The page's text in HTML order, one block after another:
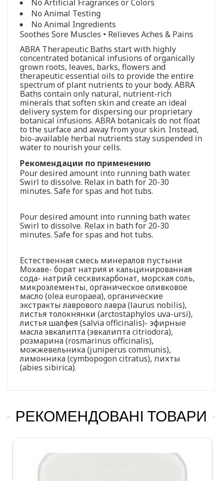
No Artificial Fragrances or Colors
No Animal Testing
No Animal Ingredients
Soothes Sore Muscles • Relieves Aches & Pains
ABRA Therapeutic Baths start with highly
concentrated botanical infusions of organically
grown roots, leaves, barks, flowers and
therapeutic essential oils to provide the entire
spectrum of plant nutrients to your body. ABRA
Baths contain only natural, nutrient-rich
minerals that soften skin and create an ideal
delivery system for dispersing our proprietary
botanical infusions. ABRA botanicals do not float
to the surface and away from your skin. Instead,
bio-available herbal nutrients stay suspended in
water to nourish your cells.
Рекомендации по применению
Pour desired amount into running bath water.
Swirl to dissolve. Relax in bath for 20-30
minutes. Safe for spas and hot tubs.
Pour desired amount into running bath water.
Swirl to dissolve. Relax in bath for 20-30
minutes. Safe for spas and hot tubs.
Естественная смесь минералов пустыни
Мохаве- борат натрия и кальцинированная
сода- натрий сесквикарбонат, морская соль,
микроэлементы, органическое оливковое
масло (olea europaea), органические
экстракты лаврового лавра (laurus nobilis),
листья толокнянки (arctostaphylos uva-ursi),
листья шалфея (salvia officinalis)- эфирные
масла эвкалипта (эвкалипта citriodora),
розмарина (rosmarinus officinalis),
можжевельника (juniperus communis),
лимонника (cymbopogon citratus), пихты
(abies sibirica).
РЕКОМЕНДОВАНІ ТОВАРИ